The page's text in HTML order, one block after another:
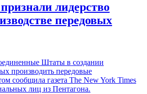
лидерство
передовых
Штаты в создании
производить передовые
сообщила газета The New York Times
лиц из Пентагона.